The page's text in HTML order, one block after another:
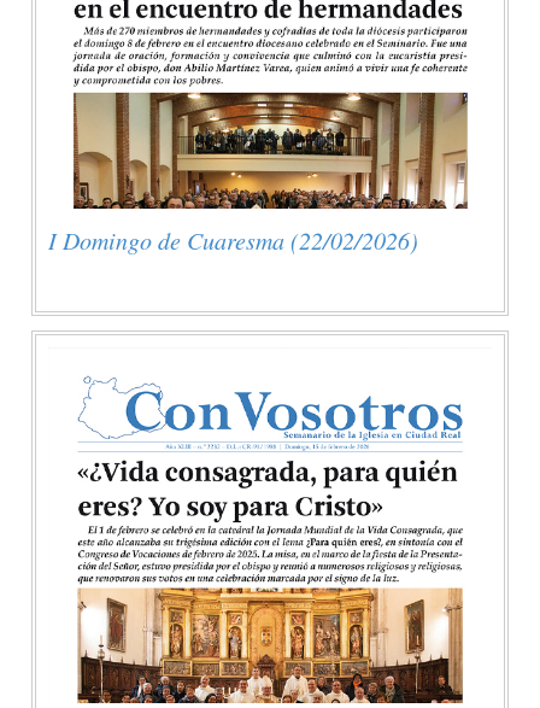
I Domingo de Cuaresma (22/02/2026)